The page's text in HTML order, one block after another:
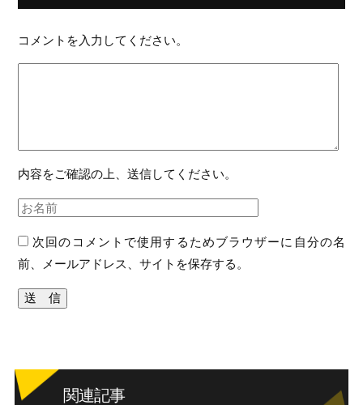
コメントを入力してください。
内容をご確認の上、送信してください。
次回のコメントで使用するためブラウザーに自分の名
前、メールアドレス、サイトを保存する。
関連記事